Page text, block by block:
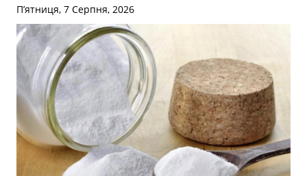
П’ятниця, 7 Серпня, 2026